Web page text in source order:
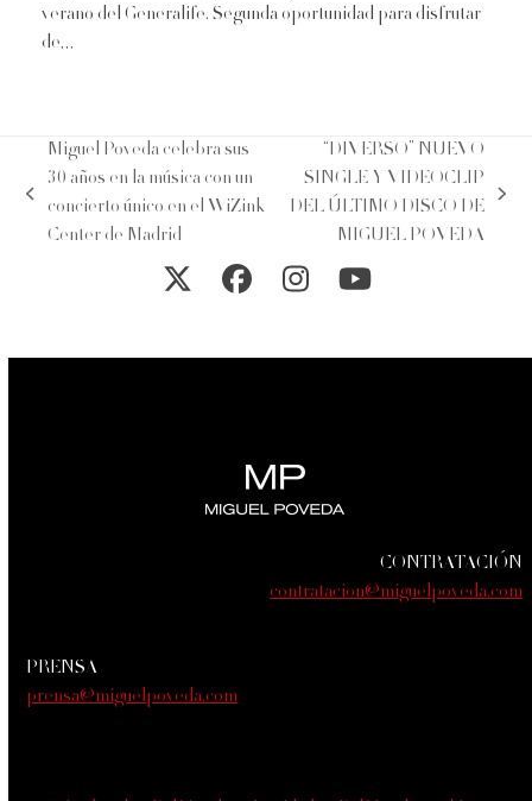
verano del Generalife. Segunda oportunidad para disfrutar
de…
previous
post:
Miguel Poveda celebra sus
30 años en la música con un
concierto único en el WiZink
Center de Madrid
next
“DIVERSO” NUEVO
SINGLE Y VIDEOCLIP
DEL ÚLTIMO DISCO DE
MIGUEL POVEDA
TwitterFacebookInstagram
YouTube
CONTRATACIÓN
contratacion@miguelpoveda.com
PRENSA
prensa@miguelpoveda.com